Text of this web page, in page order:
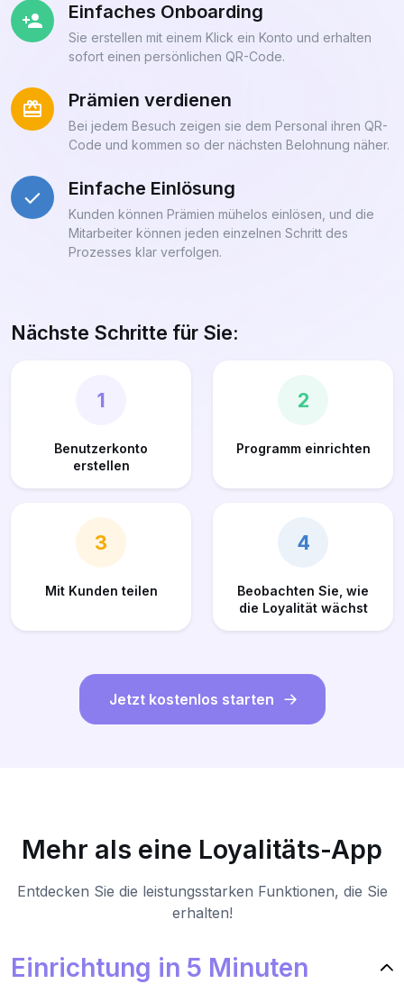
Einfaches Onboarding
Sie erstellen mit einem Klick ein Konto und erhalten
sofort einen persönlichen QR-Code.
Prämien verdienen
Bei jedem Besuch zeigen sie dem Personal ihren QR-
Code und kommen so der nächsten Belohnung näher.
Einfache Einlösung
Kunden können Prämien mühelos einlösen, und die
Mitarbeiter können jeden einzelnen Schritt des
Prozesses klar verfolgen.
Nächste Schritte für Sie:
1
Benutzerkonto
erstellen
2
Programm einrichten
3
Mit Kunden teilen
4
Beobachten Sie, wie
die Loyalität wächst
Jetzt kostenlos starten
Mehr als eine Loyalitäts-App
Entdecken Sie die leistungsstarken Funktionen, die Sie
erhalten!
Einrichtung in 5 Minuten